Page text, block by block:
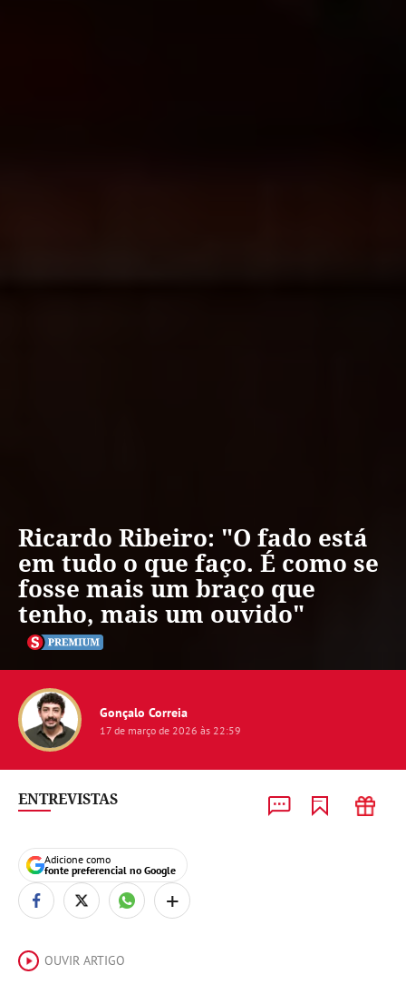
Ricardo Ribeiro: "O fado está
em tudo o que faço. É como se
fosse mais um braço que
tenho, mais um ouvido"
Gonçalo Correia
17 de março de 2026 às 22:59
ENTREVISTAS
OUVIR ARTIGO
Adicione como
fonte preferencial no Google
+